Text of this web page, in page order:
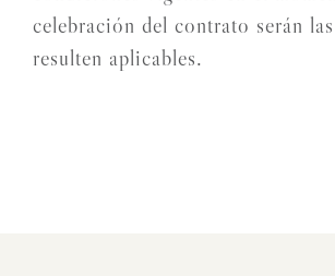
celebración del contrato serán
resulten aplicables.